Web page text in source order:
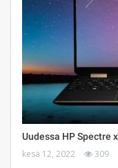
Uudessa HP Spectre
kesä 12, 2022 309